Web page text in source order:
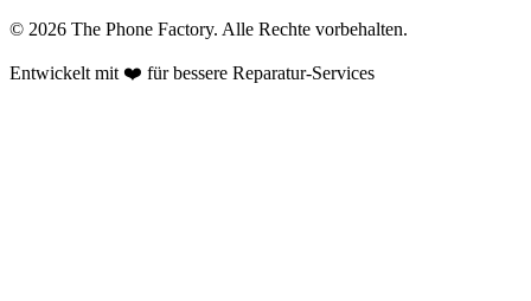
© 2026 The Phone Factory. Alle Rechte vorbehalten.
Entwickelt mit ❤️ für bessere Reparatur-Services